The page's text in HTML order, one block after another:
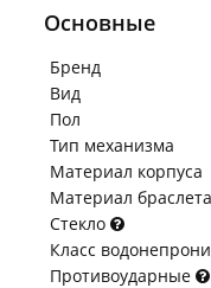
Основные
Бренд
Вид
Пол
Тип механизма
Материал корпуса
Материал
Стекло
Класс
Противоударные